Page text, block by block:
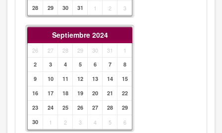
28
29 30 31 1 2 3
Septiembre 2024
26 27 28 29 30 31 1
2 3 4 5 6 7
8
9
10 11 12 13 14
15
16
17 18 19 20 21
22
23
24 25 26 27 28
29
30
1 2 3 4 5 6